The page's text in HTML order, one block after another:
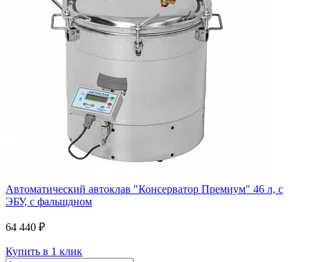
Автоматический автоклав "Консерватор Премиум" 46 л, с
ЭБУ, с фальшдном
64 440 ₽
Купить в 1 клик